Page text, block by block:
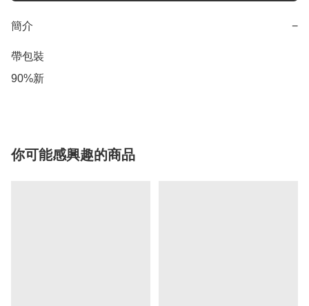
簡介 −
帶包裝
90%新
你可能感興趣的商品